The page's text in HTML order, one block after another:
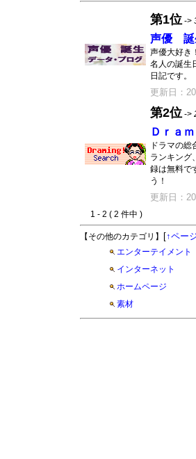
第1位 ->
声優 誕
声優大好き
名人の誕生
日記です。
更新日：
第2位 ->
Ｄｒａ
ドラマの
ランキング
録は無料で
う！
更新日：
1 - 2 ( 2 件中 )
【その他のカテゴリ】 [↑ペー
エンターテイメント
インターネット
ホームページ
素材